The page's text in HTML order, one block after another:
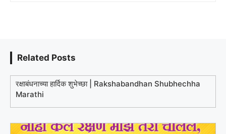
Related Posts
रक्षाबंधनाच्या हार्दिक शुभेच्छा | Rakshabandhan Shubhechha
Marathi